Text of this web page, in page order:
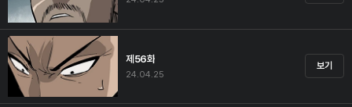
제56화
24.04.25
보기